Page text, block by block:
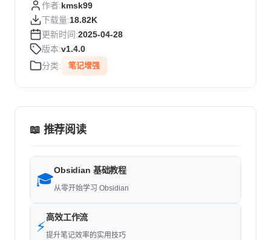
作者:kmsk99
下载量:18.82K
更新时间:2025-04-28
版本:v1.4.0
分类:
笔记增强
📖 推荐阅读
🎓
Obsidian 基础教程
从零开始学习 Obsidian
⚡
高效工作流
提升笔记效率的实用技巧